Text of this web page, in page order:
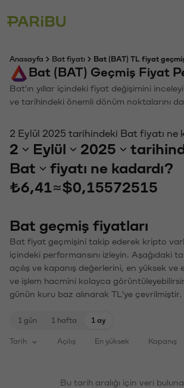
Anasayfa Bat fiyatı Bat (BAT) TL fiyat
Bat (BAT) Geçmiş Fiyat
Bat'ın yıllar içindeki fiyat değişimini
ve tarihindeki önemli dönüm noktalarını
2 Eylül 2025 tarihindeki Bat fiyatı ne
2 Eylül 2025
Bat
fiyatı ne kadardı?
₺6,41≈$0,15572515
Bat geçmiş fiyatları
Bat fiyat geçmişini takip ederek kripto
içindeki performansını izleyin. Aşağıdaki
açılış ve kapanış değerlerini, en yüksek ve
ve işlem hacmini kolayca
günün kuru baz alınarak TL'ye çevrilmiştir.
1 gün 1 hafta 1 ay
Tarih Açılış En yüksek Kapanış
Bu tarih aralığı için veri